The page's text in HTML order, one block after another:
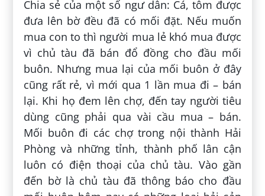
Chia sẻ của một số ngư dân: Cá, tôm được
đưa lên bờ đều đã có mối đặt. Nếu muốn
mua con to thì người mua lẻ khó mua được
vì chủ tàu đã bán đổ đồng cho đầu mối
buôn. Nhưng mua lại của mối buôn ở đây
cũng rất rẻ, vì mới qua 1 lần mua đi – bán
lại. Khi họ đem lên chợ, đến tay người tiêu
dùng cũng phải qua vài cầu mua – bán.
Mối buôn đi các chợ trong nội thành Hải
Phòng và những tỉnh, thành phố lân cận
luôn có điện thoại của chủ tàu. Vào gần
đến bờ là chủ tàu đã thông báo cho đầu